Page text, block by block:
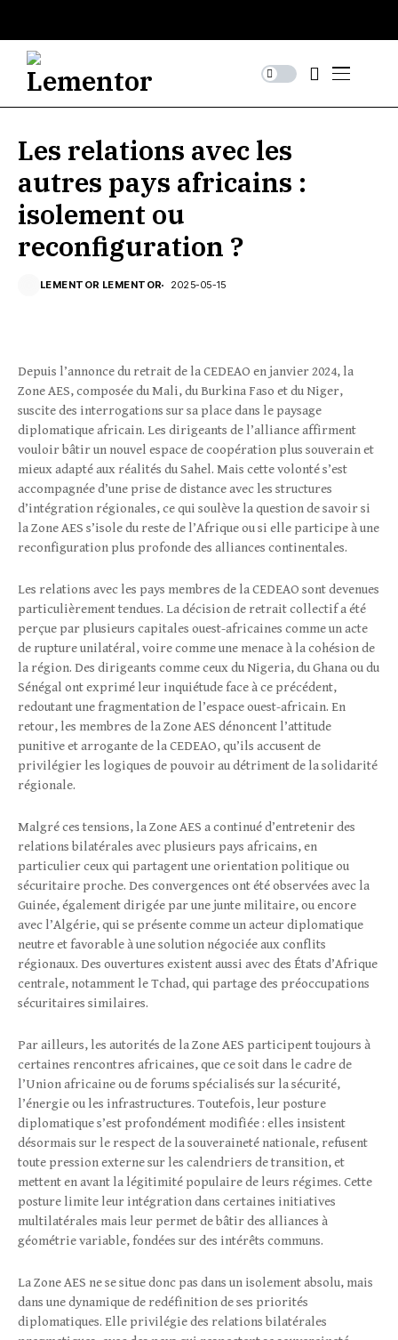
Les relations avec les
autres pays africains :
isolement ou
reconfiguration ?
LEMENTOR LEMENTOR 2025-05-15
Depuis l’annonce du retrait de la CEDEAO en janvier 2024, la
Zone AES, composée du Mali, du Burkina Faso et du Niger,
suscite des interrogations sur sa place dans le paysage
diplomatique africain. Les dirigeants de l’alliance affirment
vouloir bâtir un nouvel espace de coopération plus souverain et
mieux adapté aux réalités du Sahel. Mais cette volonté s’est
accompagnée d’une prise de distance avec les structures
d’intégration régionales, ce qui soulève la question de savoir si
la Zone AES s’isole du reste de l’Afrique ou si elle participe à une
reconfiguration plus profonde des alliances continentales.
Les relations avec les pays membres de la CEDEAO sont devenues
particulièrement tendues. La décision de retrait collectif a été
perçue par plusieurs capitales ouest-africaines comme un acte
de rupture unilatéral, voire comme une menace à la cohésion de
la région. Des dirigeants comme ceux du Nigeria, du Ghana ou du
Sénégal ont exprimé leur inquiétude face à ce précédent,
redoutant une fragmentation de l’espace ouest-africain. En
retour, les membres de la Zone AES dénoncent l’attitude
punitive et arrogante de la CEDEAO, qu’ils accusent de
privilégier les logiques de pouvoir au détriment de la solidarité
régionale.
Malgré ces tensions, la Zone AES a continué d’entretenir des
relations bilatérales avec plusieurs pays africains, en
particulier ceux qui partagent une orientation politique ou
sécuritaire proche. Des convergences ont été observées avec la
Guinée, également dirigée par une junte militaire, ou encore
avec l’Algérie, qui se présente comme un acteur diplomatique
neutre et favorable à une solution négociée aux conflits
régionaux. Des ouvertures existent aussi avec des États d’Afrique
centrale, notamment le Tchad, qui partage des préoccupations
sécuritaires similaires.
Par ailleurs, les autorités de la Zone AES participent toujours à
certaines rencontres africaines, que ce soit dans le cadre de
l’Union africaine ou de forums spécialisés sur la sécurité,
l’énergie ou les infrastructures. Toutefois, leur posture
diplomatique s’est profondément modifiée : elles insistent
désormais sur le respect de la souveraineté nationale, refusent
toute pression externe sur les calendriers de transition, et
mettent en avant la légitimité populaire de leurs régimes. Cette
posture limite leur intégration dans certaines initiatives
multilatérales mais leur permet de bâtir des alliances à
géométrie variable, fondées sur des intérêts communs.
La Zone AES ne se situe donc pas dans un isolement absolu, mais
dans une dynamique de redéfinition de ses priorités
diplomatiques. Elle privilégie des relations bilatérales